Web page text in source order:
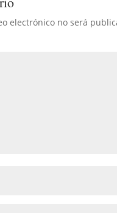
electrónico no será